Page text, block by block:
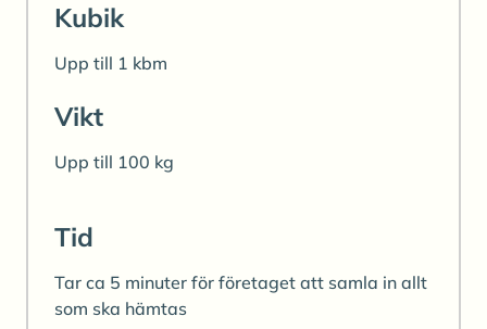
Kubik
Upp till 1 kbm
Vikt
Upp till 100 kg
Tid
Tar ca 5 minuter för företaget att samla in allt
som ska hämtas